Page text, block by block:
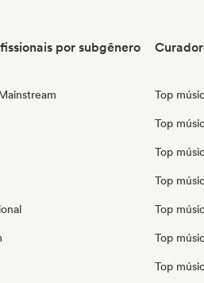
por subgênero
Top
Top
Top
Top
Top
Top
Top